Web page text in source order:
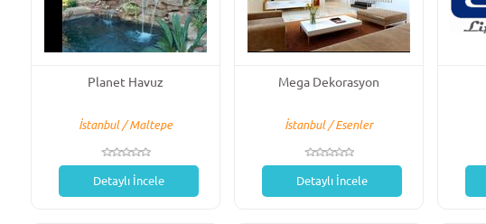
Planet Havuz
İstanbul / Maltepe
Detaylı İncele
Mega Dekorasyon
İstanbul / Esenler
Detaylı İncele